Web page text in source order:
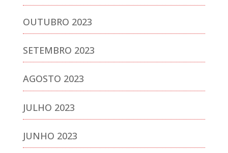
OUTUBRO 2023
SETEMBRO 2023
AGOSTO 2023
JULHO 2023
JUNHO 2023